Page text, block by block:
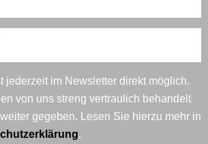
jederzeit im Newsletter direkt möglich.
von uns streng vertraulich behandelt
gegeben. Lesen Sie hierzu mehr in
.